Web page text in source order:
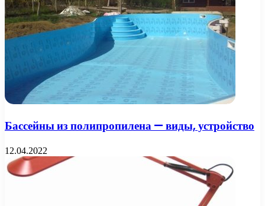
Бассейны из полипропилена — виды, устройство
12.04.2022